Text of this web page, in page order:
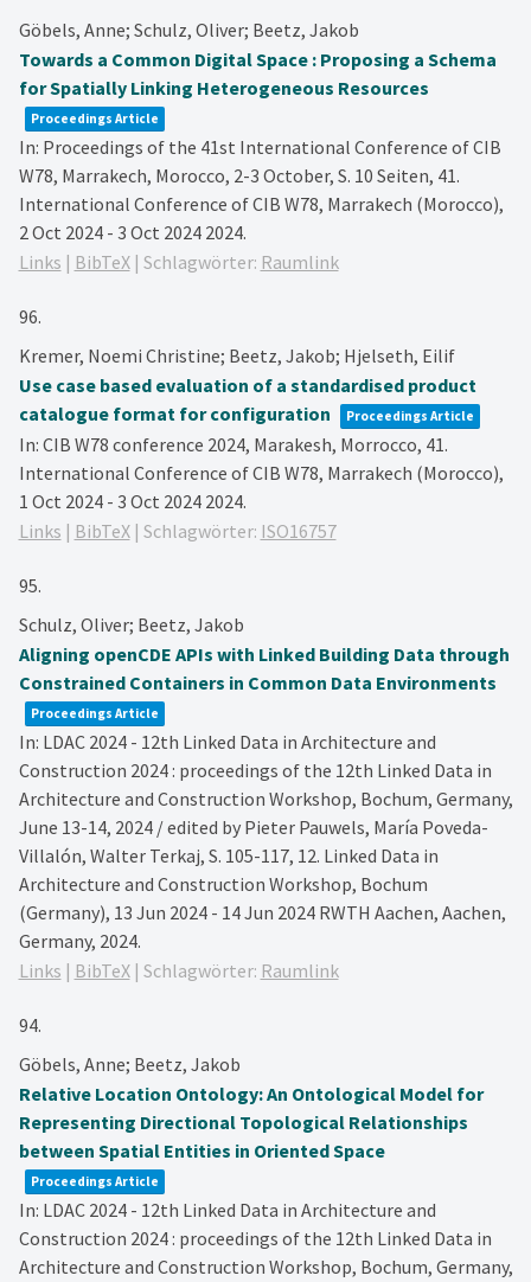
Göbels, Anne; Schulz, Oliver; Beetz, Jakob
Towards a Common Digital Space : Proposing a Schema
for Spatially Linking Heterogeneous Resources
Proceedings Article
In: Proceedings of the 41st International Conference of CIB
W78, Marrakech, Morocco, 2-3 October, S. 10 Seiten, 41.
International Conference of CIB W78, Marrakech (Morocco),
2 Oct 2024 - 3 Oct 2024 2024.
Links | BibTeX| Schlagwörter: Raumlink
96.
Kremer, Noemi Christine; Beetz, Jakob; Hjelseth, Eilif
Use case based evaluation of a standardised product
catalogue format for configuration
Proceedings Article
In: CIB W78 conference 2024, Marakesh, Morrocco, 41.
International Conference of CIB W78, Marrakech (Morocco),
1 Oct 2024 - 3 Oct 2024 2024.
Links | BibTeX| Schlagwörter: ISO16757
95.
Schulz, Oliver; Beetz, Jakob
Aligning openCDE APIs with Linked Building Data through
Constrained Containers in Common Data Environments
Proceedings Article
In: LDAC 2024 - 12th Linked Data in Architecture and
Construction 2024 : proceedings of the 12th Linked Data in
Architecture and Construction Workshop, Bochum, Germany,
June 13-14, 2024 / edited by Pieter Pauwels, María Poveda-
Villalón, Walter Terkaj, S. 105-117, 12. Linked Data in
Architecture and Construction Workshop, Bochum
(Germany), 13 Jun 2024 - 14 Jun 2024 RWTH Aachen, Aachen,
Germany, 2024.
Links | BibTeX| Schlagwörter: Raumlink
94.
Göbels, Anne; Beetz, Jakob
Relative Location Ontology: An Ontological Model for
Representing Directional Topological Relationships
between Spatial Entities in Oriented Space
Proceedings Article
In: LDAC 2024 - 12th Linked Data in Architecture and
Construction 2024 : proceedings of the 12th Linked Data in
Architecture and Construction Workshop, Bochum, Germany,